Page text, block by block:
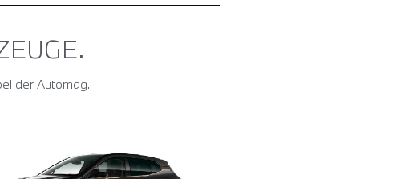
der Automag.